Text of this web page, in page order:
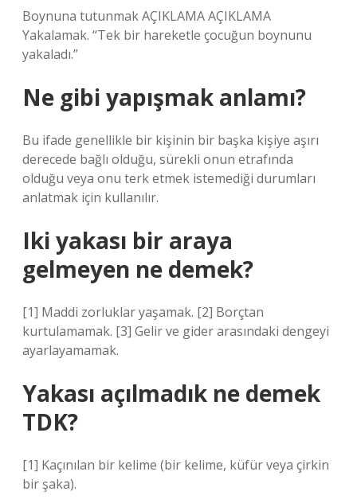
Boynuna tutunmak AÇIKLAMA AÇIKLAMA
Yakalamak. “Tek bir hareketle çocuğun boynunu
yakaladı.”
Ne gibi yapışmak anlamı?
Bu ifade genellikle bir kişinin bir başka kişiye aşırı
derecede bağlı olduğu, sürekli onun etrafında
olduğu veya onu terk etmek istemediği durumları
anlatmak için kullanılır.
Iki yakası bir araya
gelmeyen ne demek?
[1] Maddi zorluklar yaşamak. [2] Borçtan
kurtulamamak. [3] Gelir ve gider arasındaki dengeyi
ayarlayamamak.
Yakası açılmadık ne demek
TDK?
[1] Kaçınılan bir kelime (bir kelime, küfür veya çirkin
bir şaka).